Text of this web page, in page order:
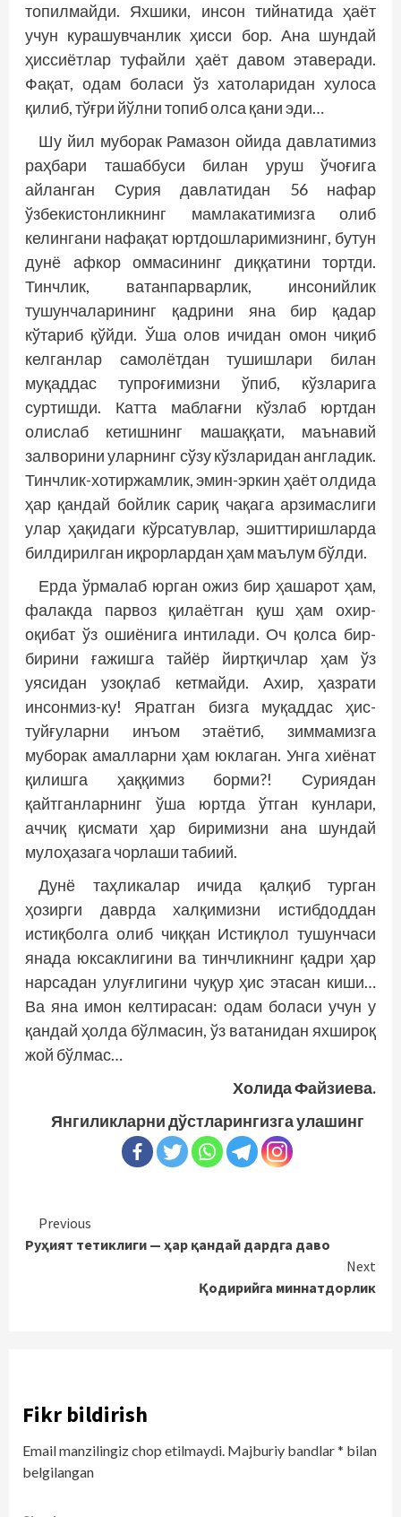
топилмайди. Яхшики, инсон тийнатида ҳаёт
учун курашувчанлик ҳисси бор. Ана шундай
ҳиссиётлар туфайли ҳаёт давом этаверади.
Фақат, одам боласи ўз хатоларидан хулоса
қилиб, тўғри йўлни топиб олса қани эди…
Шу йил муборак Рамазон ойида давлатимиз
раҳбари ташаббуси билан уруш ўчоғига
айланган Сурия давлатидан 56 нафар
ўзбекистонликнинг мамлакатимизга олиб
келингани нафақат юртдошларимизнинг, бутун
дунё афкор оммасининг диққатини тортди.
Тинчлик, ватанпарварлик, инсонийлик
тушунчаларининг қадрини яна бир қадар
кўтариб қўйди. Ўша олов ичидан омон чиқиб
келганлар самолётдан тушишлари билан
муқаддас тупроғимизни ўпиб, кўзларига
суртишди. Катта маблағни кўзлаб юртдан
олислаб кетишнинг машаққати, маънавий
залворини уларнинг сўзу кўзларидан англадик.
Тинчлик-хотиржамлик, эмин-эркин ҳаёт олдида
ҳар қандай бойлик сариқ чақага арзимаслиги
улар ҳақидаги кўрсатувлар, эшиттиришларда
билдирилган иқрорлардан ҳам маълум бўлди.
Ерда ўрмалаб юрган ожиз бир ҳашарот ҳам,
фалакда парвоз қилаётган қуш ҳам охир-
оқибат ўз ошиёнига интилади. Оч қолса бир-
бирини ғажишга тайёр йиртқичлар ҳам ўз
уясидан узоқлаб кетмайди. Ахир, ҳазрати
инсонмиз-ку! Яратган бизга муқаддас ҳис-
туйғуларни инъом этаётиб, зиммамизга
муборак амалларни ҳам юклаган. Унга хиёнат
қилишга ҳаққимиз борми?! Суриядан
қайтганларнинг ўша юртда ўтган кунлари,
аччиқ қисмати ҳар биримизни ана шундай
мулоҳазага чорлаши табиий.
Дунё таҳликалар ичида қалқиб турган
ҳозирги даврда халқимизни истибдоддан
истиқболга олиб чиққан Истиқлол тушунчаси
янада юксаклигини ва тинчликнинг қадри ҳар
нарсадан улуғлигини чуқур ҳис этасан киши…
Ва яна имон келтирасан: одам боласи учун у
қандай ҳолда бўлмасин, ўз ватанидан яхшироқ
жой бўлмас…
Холида Файзиева.
Янгиликларни дўстларингизга улашинг
Continue
Reading
Previous
Руҳият тетиклиги — ҳар қандай дардга даво
Next
Қодирийга миннатдорлик
Fikr bildirish
Email manzilingiz chop etilmaydi. Majburiy bandlar* bilan
belgilangan